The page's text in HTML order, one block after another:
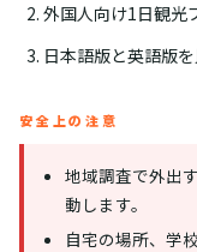
外国人向け1日観光
日本語版と英語版
安全上の注意
地域調査で外出
動します。
自宅の場所、学